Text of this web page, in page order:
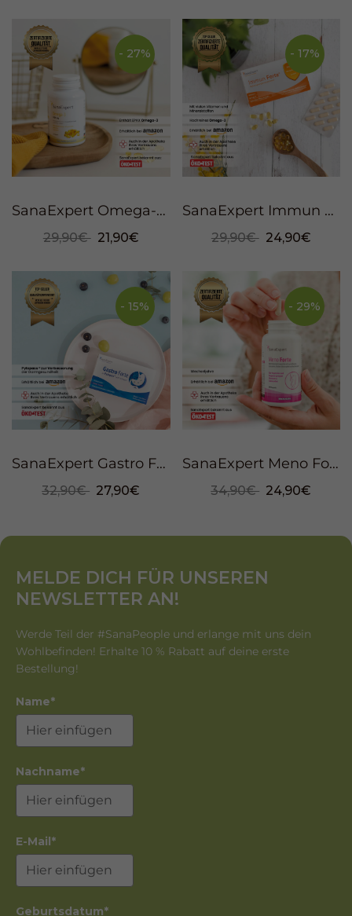
- 27%
SanaExpert Omega-3, 120 soft capsules
29,90€ 21,90€
- 17%
SanaExpert Immun Forte, 90 Kapseln
29,90€ 24,90€
- 15%
SanaExpert Gastro Forte, 30 Kapseln
32,90€ 27,90€
- 29%
SanaExpert Meno Forte, 60 Kapseln
34,90€ 24,90€
MELDE DICH FÜR UNSEREN
NEWSLETTER AN!
Werde Teil der #SanaPeople und erlange mit uns dein
Wohlbefinden! Erhalte 10 % Rabatt auf deine erste
Bestellung!
Name*
Nachname*
E-Mail*
Geburtsdatum*